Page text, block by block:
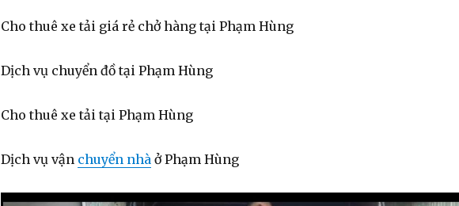
Cho thuê xe tải giá rẻ chở hàng tại Phạm Hùng
Dịch vụ chuyển đồ tại Phạm Hùng
Cho thuê xe tải tại Phạm Hùng
Dịch vụ vận chuyển nhà ở Phạm Hùng